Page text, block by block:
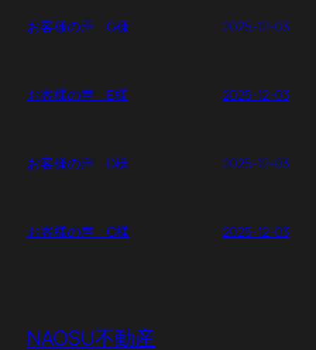
お客様の声 G様 2025-12-03
お客様の声 E様 2025-12-03
お客様の声 D様 2025-12-03
お客様の声 C様 2025-12-03
NAOSU不動産